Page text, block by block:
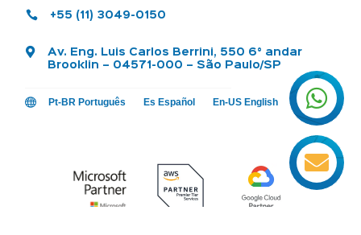


 +55 (11) 3049-0150

Av. Eng. Luis Carlos Berrini, 550 6° andar
Brooklin – 04571-000 – São Paulo/SP
 Pt-BR Português Es Español En-US English